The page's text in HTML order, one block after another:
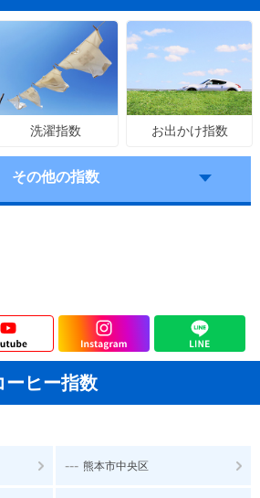
洗濯指数 お出かけ指数
その他の指数
ーヒー指数
--- 熊本市中央区